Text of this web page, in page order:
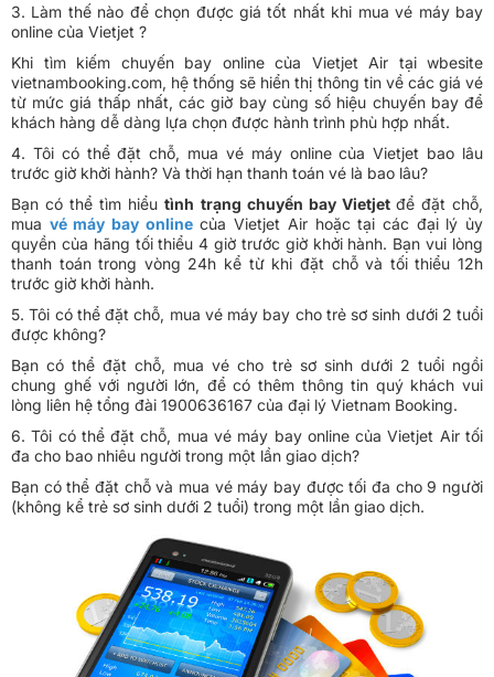
3. Làm thế nào để chọn được giá tốt nhất khi mua vé máy bay
online của Vietjet ?
Khi tìm kiếm chuyến bay online của Vietjet Air tại wbesite
vietnambooking.com, hệ thống sẽ hiển thị thông tin về các giá vé
từ mức giá thấp nhất, các giờ bay cùng số hiệu chuyến bay để
khách hàng dễ dàng lựa chọn được hành trình phù hợp nhất.
4. Tôi có thể đặt chỗ, mua vé máy online của Vietjet bao lâu
trước giờ khởi hành? Và thời hạn thanh toán vé là bao lâu?
Bạn có thể tìm hiểutình trạng chuyến bay Vietjet để đặt chỗ,
mua vé máy bay onlinecủa Vietjet Air hoặc tại các đại lý ủy
quyền của hãng tối thiểu 4 giờ trước giờ khởi hành. Bạn vui lòng
thanh toán trong vòng 24h kể từ khi đặt chỗ và tối thiểu 12h
trước giờ khởi hành.
5. Tôi có thể đặt chỗ, mua vé máy bay cho trẻ sơ sinh dưới 2 tuổi
được không?
Bạn có thể đặt chỗ, mua vé cho trẻ sơ sinh dưới 2 tuổi ngồi
chung ghế với người lớn, để có thêm thông tin quý khách vui
lòng liên hệ tổng đài 1900636167 của đại lý Vietnam Booking.
6. Tôi có thể đặt chỗ, mua vé máy bay online của Vietjet Air tối
đa cho bao nhiêu người trong một lần giao dịch?
Bạn có thể đặt chỗ và mua vé máy bay được tối đa cho 9 người
(không kể trẻ sơ sinh dưới 2 tuổi) trong một lần giao dịch.